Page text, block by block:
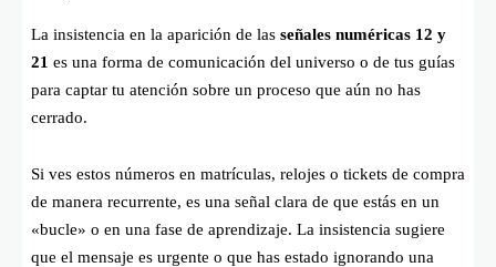
La insistencia en la aparición de las señales numéricas 12 y
21 es una forma de comunicación del universo o de tus guías
para captar tu atención sobre un proceso que aún no has
cerrado.
Si ves estos números en matrículas, relojes o tickets de compra
de manera recurrente, es una señal clara de que estás en un
«bucle» o en una fase de aprendizaje. La insistencia sugiere
que el mensaje es urgente o que has estado ignorando una